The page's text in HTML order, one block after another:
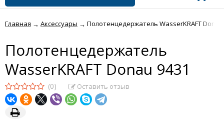
Главная → Аксессуары → Полотенцедержатель WasserKRAFT Donau
Полотенцедержатель
WasserKRAFT Donau 9431
(0) Оставить отзыв